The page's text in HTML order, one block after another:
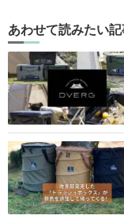
あわせて読みたい記